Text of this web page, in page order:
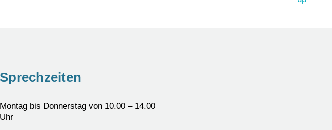
Sprechzeiten
Montag bis Donnerstag von 10.00 – 14.00
Uhr